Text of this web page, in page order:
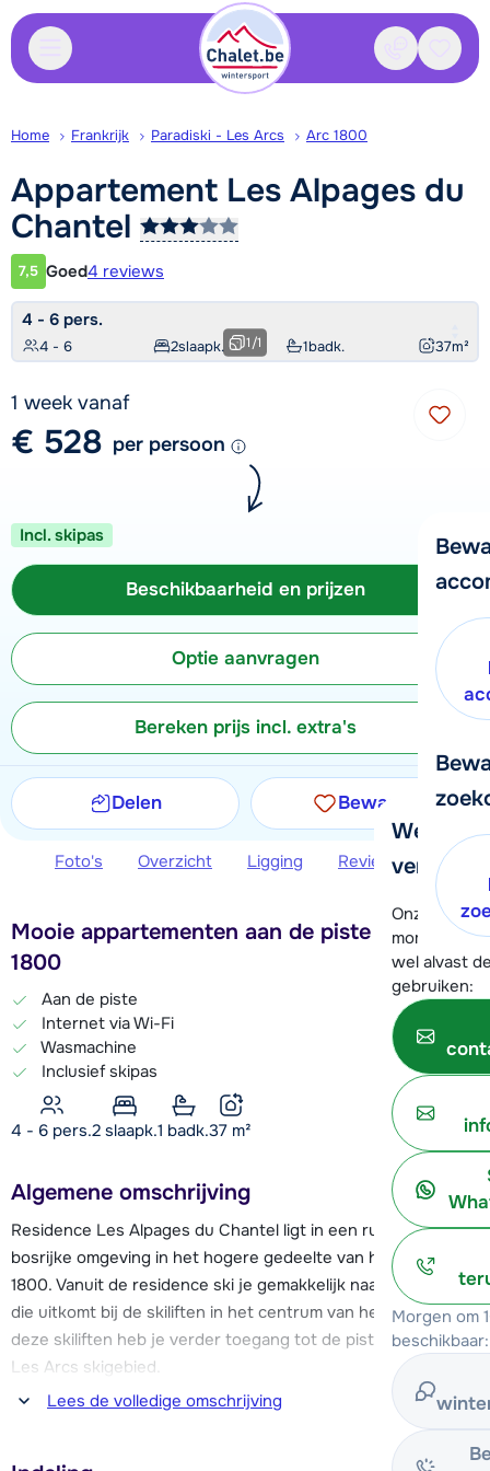
Contact
We
verder!
Onze
moment
wel alvast
gebruiken:
Morgen om
beschikbaar:
Home Frankrijk Paradiski - Les Arcs Arc 1800
Appartement Les Alpages du
Chantel
Klantwaardering
7,5 Goed4 reviews
4 - 6 pers.
4 - 6 2slaapk. 1badk. 37m²
1/1
1 week vanaf
€ 528 per persoon
Incl. skipas
Beschikbaarheid en prijzen
Optie aanvragen
Bereken prijs incl. extra's
Delen Bewaren
Foto's Overzicht Ligging Reviews
Mooie appartementen aan de piste in Arc
1800
Aan de piste
Internet via Wi-Fi
Wasmachine
Inclusief skipas
4 - 6 pers.2 slaapk.1 badk.37 m²
Algemene omschrijving
Residence Les Alpages du Chantel ligt in een rustige,
bosrijke omgeving in het hogere gedeelte van het dorp Arc
1800. Vanuit de residence ski je gemakkelijk naar de skipiste,
die uitkomt bij de skiliften in het centrum van het dorp. Met
deze skiliften heb je verder toegang tot de pistes van het
Les Arcs skigebied.
In het centrum van Arc 1800 kun je terecht voor skischolen,
Lees de volledige omschrijving